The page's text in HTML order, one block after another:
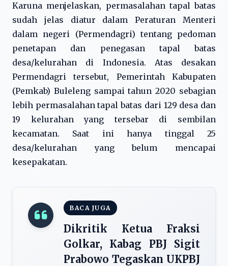
Karuna menjelaskan, permasalahan tapal batas
sudah jelas diatur dalam Peraturan Menteri
dalam negeri (Permendagri) tentang pedoman
penetapan dan penegasan tapal batas
desa/kelurahan di Indonesia. Atas desakan
Permendagri tersebut, Pemerintah Kabupaten
(Pemkab) Buleleng sampai tahun 2020 sebagian
lebih permasalahan tapal batas dari 129 desa dan
19 kelurahan yang tersebar di sembilan
kecamatan. Saat ini hanya tinggal 25
desa/kelurahan yang belum mencapai
kesepakatan.
BACA JUGA
Dikritik Ketua Fraksi
Golkar, Kabag PBJ Sigit
Prabowo Tegaskan UKPBJ